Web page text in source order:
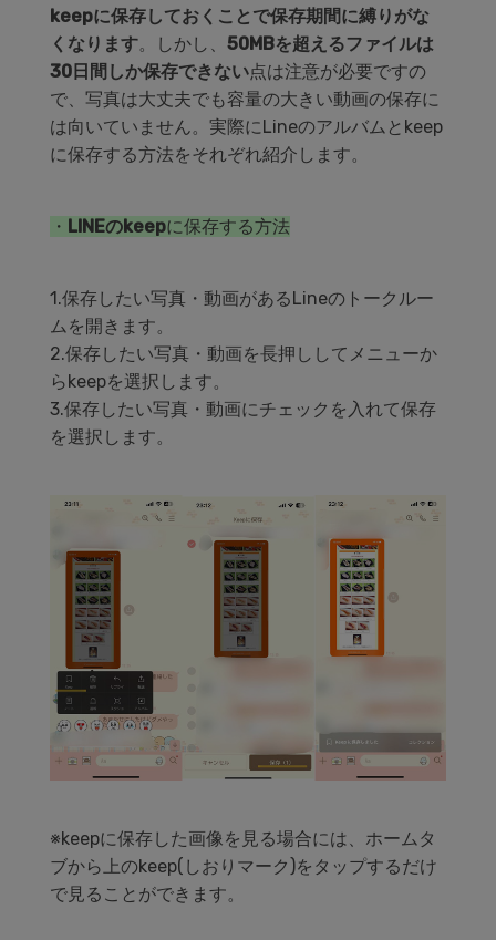
keepに保存しておくことで保存期間に縛りがな
くなります。しかし、 50MBを超えるファイルは
30日間しか保存できない点は注意が必要ですの
で、写真は大丈夫でも容量の大きい動画の保存に
は向いていません。実際にLineのアルバムとkeep
に保存する方法をそれぞれ紹介します。
・ LINEのkeepに保存する方法
1.保存したい写真・動画があるLineのトークルー
ムを開きます。
2.保存したい写真・動画を長押ししてメニューか
らkeepを選択します。
3.保存したい写真・動画にチェックを入れて保存
を選択します。
※keepに保存した画像を見る場合には、ホームタ
ブから上のkeep(しおりマーク)をタップするだけ
で見ることができます。